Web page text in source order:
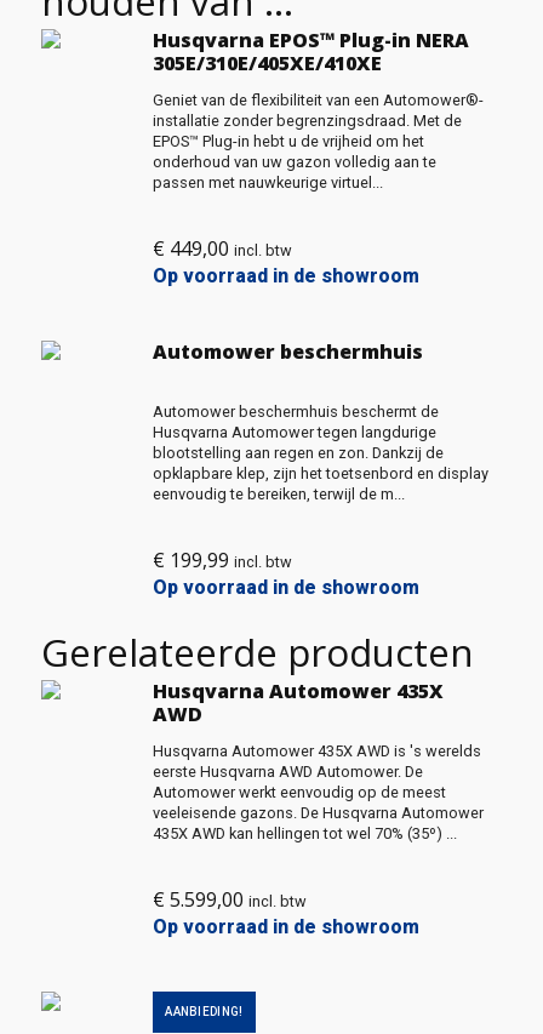
Husqvarna EPOS™ Plug-in NERA
305E/310E/405XE/410XE
Geniet van de flexibiliteit van een Automower®-
installatie zonder begrenzingsdraad. Met de
EPOS™ Plug-in hebt u de vrijheid om het
onderhoud van uw gazon volledig aan te
passen met nauwkeurige virtuel...
€ 449,00 incl. btw
Op voorraad in de showroom
Automower beschermhuis
Automower beschermhuis beschermt de
Husqvarna Automower tegen langdurige
blootstelling aan regen en zon. Dankzij de
opklapbare klep, zijn het toetsenbord en display
eenvoudig te bereiken, terwijl de m...
€ 199,99 incl. btw
Op voorraad in de showroom
Gerelateerde producten
Husqvarna Automower 435X
AWD
Husqvarna Automower 435X AWD is 's werelds
eerste Husqvarna AWD Automower. De
Automower werkt eenvoudig op de meest
veeleisende gazons. De Husqvarna Automower
435X AWD kan hellingen tot wel 70% (35º) ...
€ 5.599,00 incl. btw
Op voorraad in de showroom
AANBIEDING!